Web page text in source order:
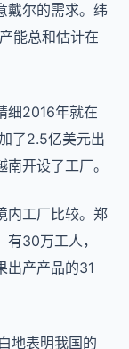
戴尔的需求。纬
能总和估计在
细2016年就在
了2.5亿美元出
开设了工厂。
内工厂比较。郑
30万工人，
出产产品的31
地表明我国的